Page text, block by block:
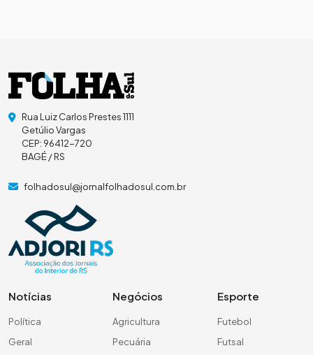
Rua Luiz Carlos Prestes 1111
Getúlio Vargas
CEP: 96412-720
BAGÉ / RS
folhadosul@jornalfolhadosul.com.br
Notícias
Política
Geral
Negócios
Agricultura
Pecuária
Esporte
Futebol
Futsal